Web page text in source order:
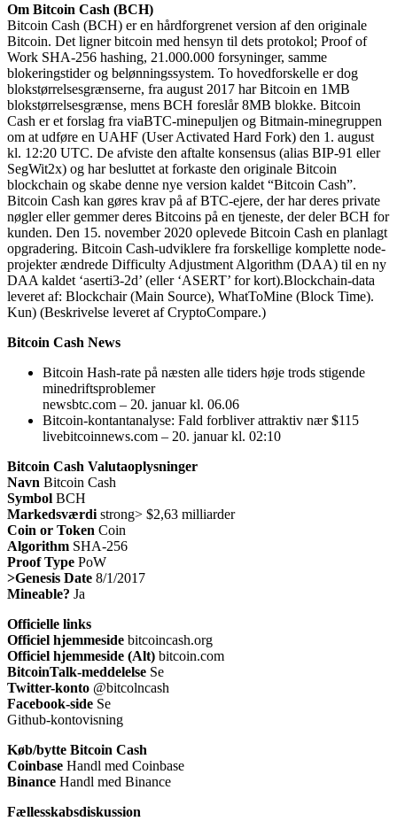
Om Bitcoin Cash (BCH)
Bitcoin Cash (BCH) er en hårdforgrenet version af den originale
Bitcoin. Det ligner bitcoin med hensyn til dets protokol; Proof of
Work SHA-256 hashing, 21.000.000 forsyninger, samme
blokeringstider og belønningssystem. To hovedforskelle er dog
blokstørrelsesgrænserne, fra august 2017 har Bitcoin en 1MB
blokstørrelsesgrænse, mens BCH foreslår 8MB blokke. Bitcoin
Cash er et forslag fra viaBTC-minepuljen og Bitmain-minegruppen
om at udføre en UAHF (User Activated Hard Fork) den 1. august
kl. 12:20 UTC. De afviste den aftalte konsensus (alias BIP-91 eller
SegWit2x) og har besluttet at forkaste den originale Bitcoin
blockchain og skabe denne nye version kaldet “Bitcoin Cash”.
Bitcoin Cash kan gøres krav på af BTC-ejere, der har deres private
nøgler eller gemmer deres Bitcoins på en tjeneste, der deler BCH for
kunden. Den 15. november 2020 oplevede Bitcoin Cash en planlagt
opgradering. Bitcoin Cash-udviklere fra forskellige komplette node-
projekter ændrede Difficulty Adjustment Algorithm (DAA) til en ny
DAA kaldet ‘aserti3-2d’ (eller ‘ASERT’ for kort).Blockchain-data
leveret af: Blockchair (Main Source), WhatToMine (Block Time).
Kun) (Beskrivelse leveret af CryptoCompare.)
Bitcoin Cash News
Bitcoin Hash-rate på næsten alle tiders høje trods stigende
minedriftsproblemer
newsbtc.com – 20. januar kl. 06.06
Bitcoin-kontantanalyse: Fald forbliver attraktiv nær $115
livebitcoinnews.com – 20. januar kl. 02:10
Bitcoin Cash Valutaoplysninger
Navn Bitcoin Cash
Symbol BCH
Markedsværdi strong> $2,63 milliarder
Coin or Token Coin
Algorithm SHA-256
Proof Type PoW
>Genesis Date 8/1/2017
Mineable? Ja
Officielle links
Officiel hjemmeside bitcoincash.org
Officiel hjemmeside (Alt) bitcoin.com
BitcoinTalk-meddelelse Se
Twitter-konto @bitcolncash
Facebook-side Se
Github-kontovisning
Køb/bytte Bitcoin Cash
Coinbase Handl med Coinbase
Binance Handl med Binance
Fællesskabsdiskussion